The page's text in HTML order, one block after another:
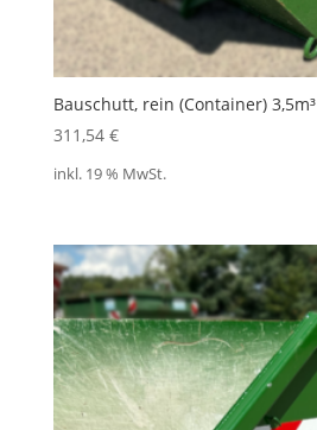
Bauschutt, rein (Container) 3,5m³
311,54 €
inkl. 19 % MwSt.